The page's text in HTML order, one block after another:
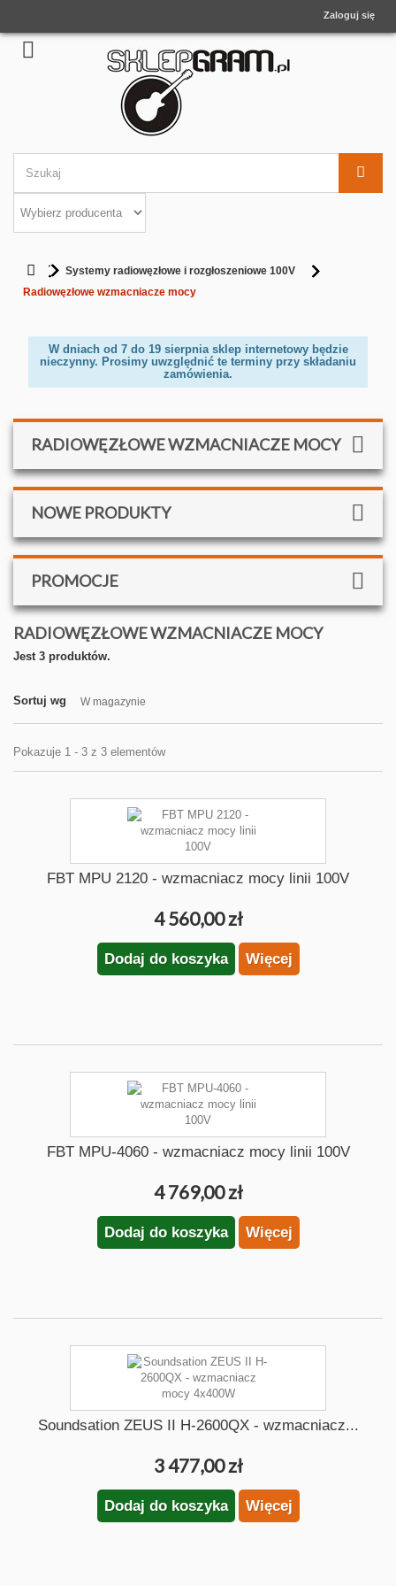
Zaloguj się
Systemy radiowęzłowe i rozgłoszeniowe 100V
Radiowęzłowe wzmacniacze mocy
W dniach od 7 do 19 sierpnia sklep internetowy będzie
nieczynny. Prosimy uwzględnić te terminy przy składaniu
zamówienia.
RADIOWĘZŁOWE WZMACNIACZE MOCY
NOWE PRODUKTY
PROMOCJE
RADIOWĘZŁOWE WZMACNIACZE MOCY
Jest 3 produktów.
Sortuj wg W magazynie
Pokazuje 1 - 3 z 3 elementów
FBT MPU 2120 - wzmacniacz mocy linii 100V
4 560,00 zł
Dodaj do koszyka Więcej
FBT MPU-4060 - wzmacniacz mocy linii 100V
4 769,00 zł
Dodaj do koszyka Więcej
Soundsation ZEUS II H-2600QX - wzmacniacz...
3 477,00 zł
Dodaj do koszyka Więcej